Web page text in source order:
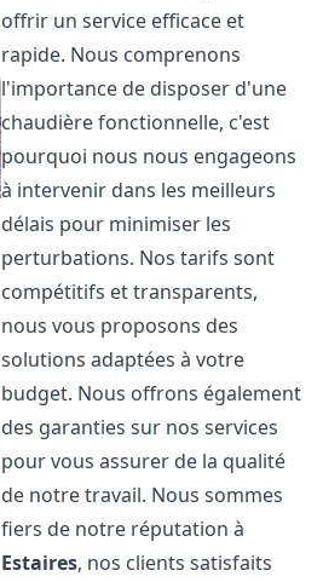
offrir un service efficace et
rapide. Nous comprenons
l'importance de disposer d'une
chaudière fonctionnelle, c'est
pourquoi nous nous engageons
à intervenir dans les meilleurs
délais pour minimiser les
perturbations. Nos tarifs sont
compétitifs et transparents,
nous vous proposons des
solutions adaptées à votre
budget. Nous offrons également
des garanties sur nos services
pour vous assurer de la qualité
de notre travail. Nous sommes
fiers de notre réputation à
Estaires, nos clients satisfaits